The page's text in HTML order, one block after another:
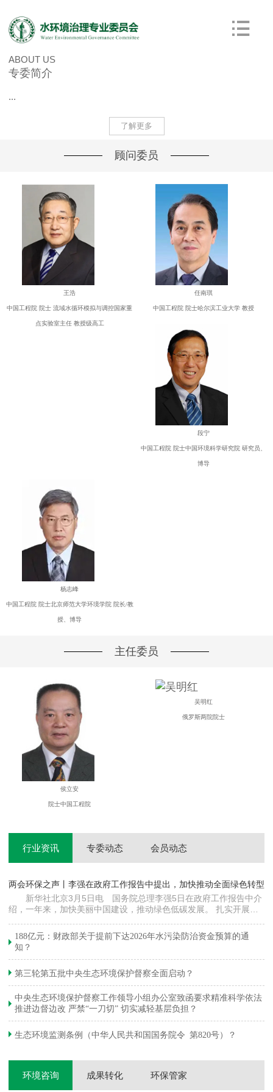
ABOUT US
专委简介
...
了解更多
顾问委员
王浩
中国工程院 院士 流域水循环模拟与调控国家重
点实验室主任 教授级高工
任南琪
中国工程院 院士哈尔滨工业大学 教授
段宁
中国工程院 院士中国环境科学研究院 研究员、
博导
杨志峰
中国工程院 院士北京师范大学环境学院 院长/教
授、博导
主任委员
侯立安
院士中国工程院
吴明红
俄罗斯两院院士
行业资讯 专委动态 会员动态
两会环保之声丨李强在政府工作报告中提出，加快推动全面绿色转型
新华社北京3月5日电 国务院总理李强5日在政府工作报告中介
绍，一年来，加快美丽中国建设，推动绿色低碳发展。 扎实开展大
浓度下降…
188亿元：财政部关于提前下达2026年水污染防治资金预算的通
知？
第三轮第五批中央生态环境保护督察全面启动？
中央生态环境保护督察工作领导小组办公室致函要求精准科学依法
推进边督边改 严禁“一刀切” 切实减轻基层负担？
生态环境监测条例（中华人民共和国国务院令 第820号）？
环境咨询 成果转化 环保管家